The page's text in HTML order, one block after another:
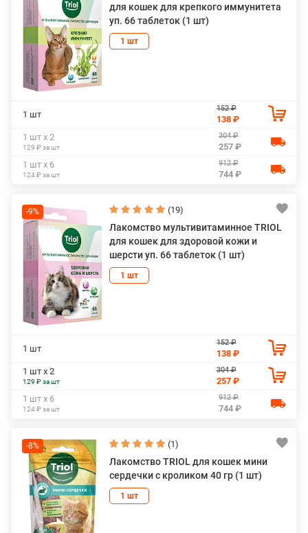
для кошек для крепкого иммунитета
уп. 66 таблеток (1 шт)
1 шт
1 шт
152 ₽
138 ₽
1 шт х 2
129 ₽ за шт
304 ₽
257 ₽
1 шт х 6
124 ₽ за шт
912 ₽
744 ₽
-9% (19)
Лакомство мультивитаминное TRIOL
для кошек для здоровой кожи и
шерсти уп. 66 таблеток (1 шт)
1 шт
1 шт
152 ₽
138 ₽
1 шт х 2
129 ₽ за шт
304 ₽
257 ₽
1 шт х 6
124 ₽ за шт
912 ₽
744 ₽
-8% (1)
Лакомство TRIOL для кошек мини
сердечки с кроликом 40 гр (1 шт)
1 шт